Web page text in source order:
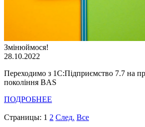
Змінюймося!
28.10.2022
Переходимо з 1С:Підприємство 7.7 на
покоління BAS
ПОДРОБНЕЕ
Страницы: 1 2 След. Все